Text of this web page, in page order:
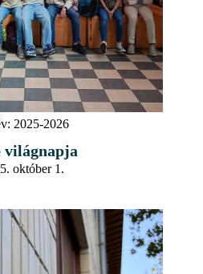
2025-2026
világnapja
október 1.